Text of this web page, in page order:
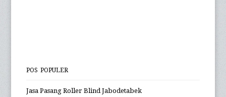
POS POPULER
Jasa Pasang Roller Blind Jabodetabek